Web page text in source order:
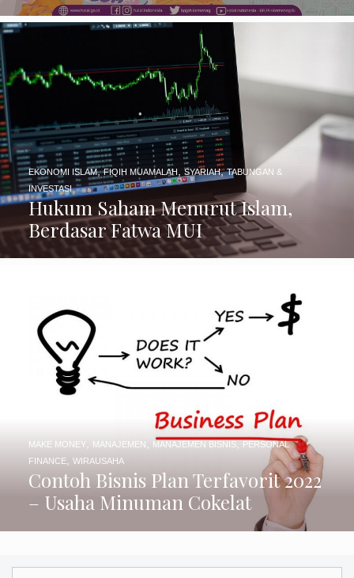
Hukum Saham Menurut Islam,
Berdasar Fatwa MUI
EKONOMI ISLAM,FIQIH MUAMALAH SYARIAH,TABUNGAN &
INVESTASI
Contoh Bisnis Plan Terfavorit 2022
– Usaha Minuman Cokelat
MAKE MONEY, MANAJEMEN , MANAJEMEN BISNIS,PERSONAL
FINANCE, WIRAUSAHA